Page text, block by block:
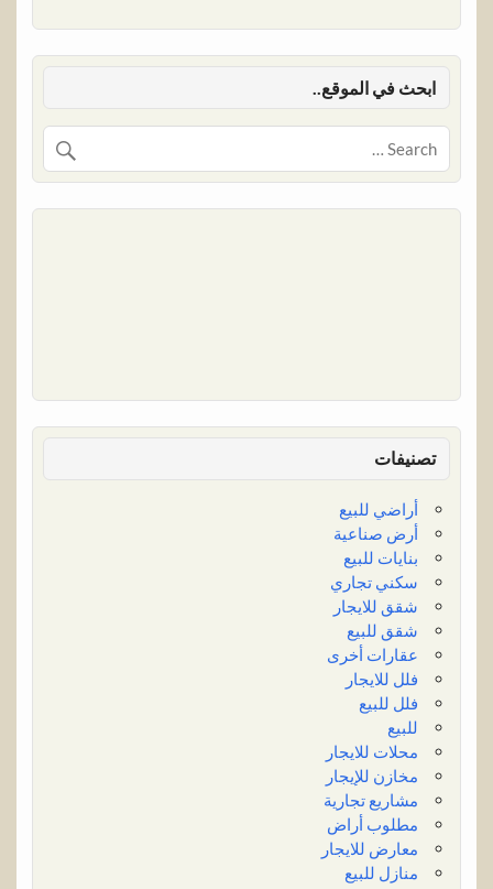
ابحث في الموقع..
تصنيفات
أراضي للبيع
أرض صناعية
بنايات للبيع
سكني تجاري
شقق للايجار
شقق للبيع
عقارات أخرى
فلل للايجار
فلل للبيع
للبيع
محلات للايجار
مخازن للإيجار
مشاريع تجارية
مطلوب أراض
معارض للايجار
منازل للبيع